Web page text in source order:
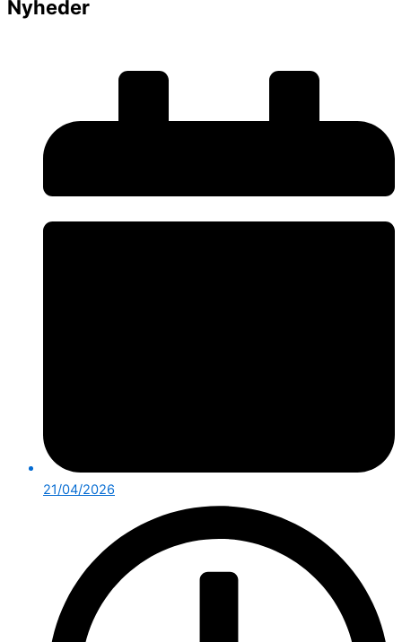
Nyheder
21/04/2026